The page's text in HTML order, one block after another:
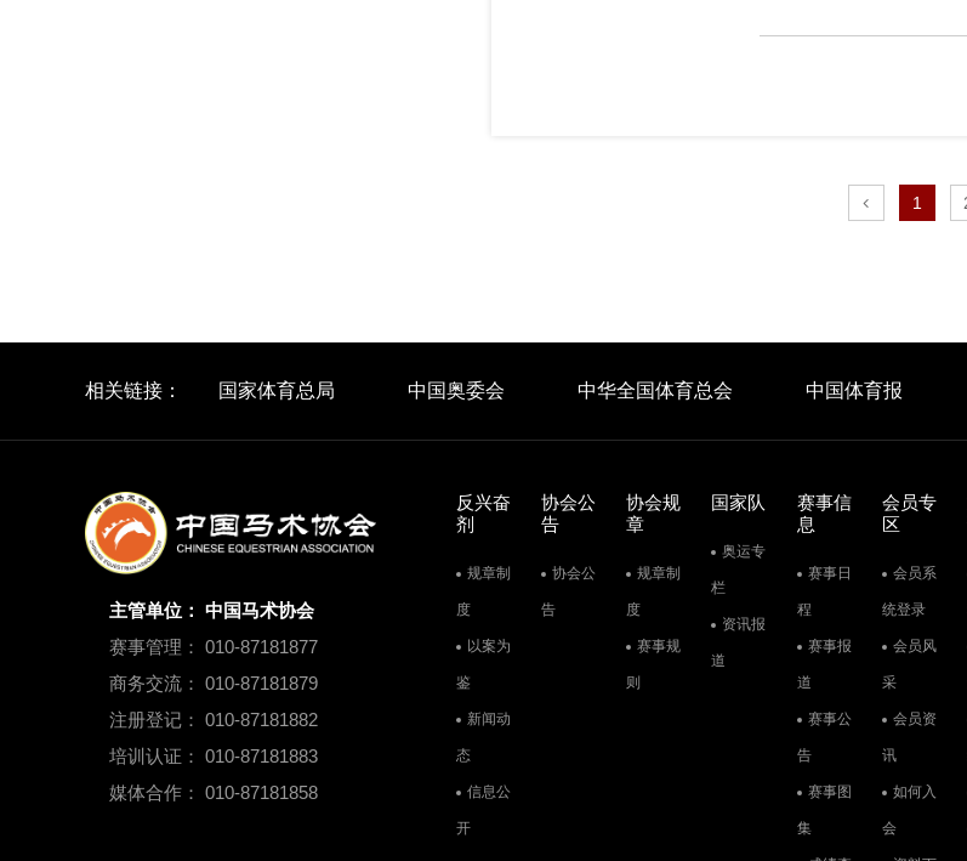
1
相关链接： 国家体育总局 中国奥委会 中华全国体育总会 中国体育报
主管单位： 中国马术协会
赛事管理： 010-87181877
商务交流： 010-87181879
注册登记： 010-87181882
培训认证： 010-87181883
媒体合作： 010-87181858
反兴奋
剂
规章制
度
以案为
鉴
新闻动
态
信息公
开
协会公
告
协会公
告
协会规
章
规章制
度
赛事规
则
国家队
奥运专
栏
资讯报
道
赛事信
息
赛事日
程
赛事报
道
赛事公
告
赛事图
集
会员专
区
会员系
统登录
会员风
采
会员资
讯
如何入
会